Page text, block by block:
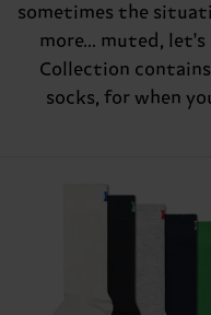
sometimes the
more... muted, let's
Collection
socks, for when